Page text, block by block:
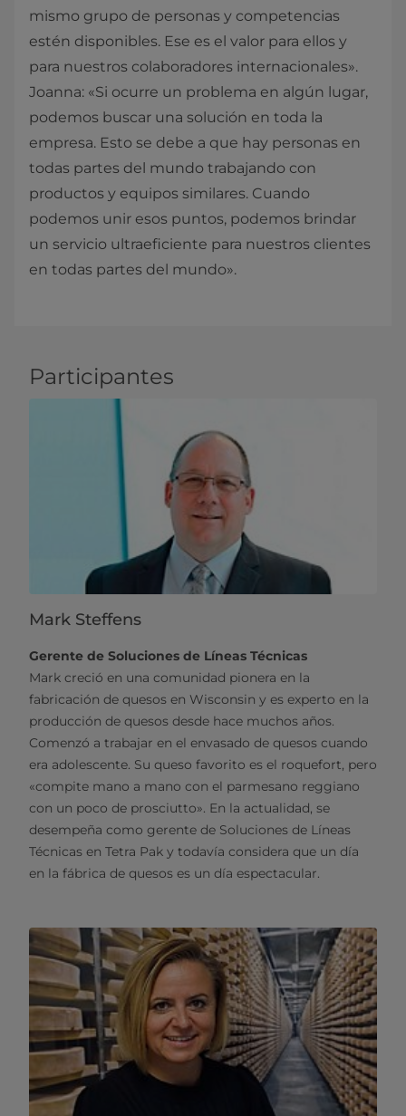
mismo grupo de personas y competencias
estén disponibles. Ese es el valor para ellos y
para nuestros colaboradores internacionales».
Joanna: «Si ocurre un problema en algún lugar,
podemos buscar una solución en toda la
empresa. Esto se debe a que hay personas en
todas partes del mundo trabajando con
productos y equipos similares. Cuando
podemos unir esos puntos, podemos brindar
un servicio ultraeficiente para nuestros clientes
en todas partes del mundo».
Participantes
Mark Steffens
Gerente de Soluciones de Líneas Técnicas
Mark creció en una comunidad pionera en la
fabricación de quesos en Wisconsin y es experto en la
producción de quesos desde hace muchos años.
Comenzó a trabajar en el envasado de quesos cuando
era adolescente. Su queso favorito es el roquefort, pero
«compite mano a mano con el parmesano reggiano
con un poco de prosciutto». En la actualidad, se
desempeña como gerente de Soluciones de Líneas
Técnicas en Tetra Pak y todavía considera que un día
en la fábrica de quesos es un día espectacular.